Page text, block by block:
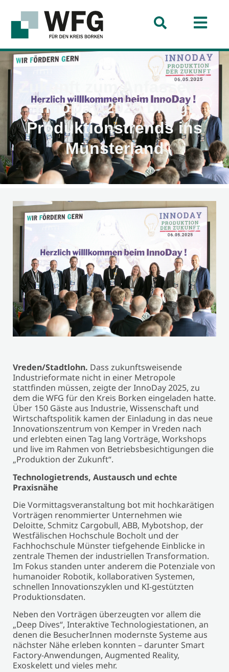
Zukunft zum Anfassen –
InnoDay 2025 bringt
Produktionstrends ins
Münsterland
Vreden/Stadtlohn. Dass zukunftsweisende
Industrieformate nicht in einer Metropole
stattfinden müssen, zeigte der InnoDay 2025, zu
dem die WFG für den Kreis Borken eingeladen hatte.
Über 150 Gäste aus Industrie, Wissenschaft und
Wirtschaftspolitik kamen der Einladung in das neue
Innovationszentrum von Kemper in Vreden nach
und erlebten einen Tag lang Vorträge, Workshops
und live im Rahmen von Betriebsbesichtigungen die
„Produktion der Zukunft“.
Technologietrends, Austausch und echte
Praxisnähe
Die Vormittagsveranstaltung bot mit hochkarätigen
Vorträgen renommierter Unternehmen wie
Deloitte, Schmitz Cargobull, ABB, Mybotshop, der
Westfälischen Hochschule Bocholt und der
Fachhochschule Münster tiefgehende Einblicke in
zentrale Themen der industriellen Transformation.
Im Fokus standen unter anderem die Potenziale von
humanoider Robotik, kollaborativen Systemen,
schnellen Innovationszyklen und KI-gestützten
Produktionsdaten.
Neben den Vorträgen überzeugten vor allem die
„Deep Dives“, Interaktive Technologiestationen, an
denen die BesucherInnen modernste Systeme aus
nächster Nähe erleben konnten – darunter Smart
Factory-Anwendungen, Augmented Reality,
Exoskelett und vieles mehr.